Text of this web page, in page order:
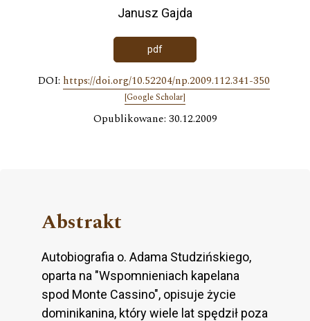
Janusz Gajda
pdf
DOI: https://doi.org/10.52204/np.2009.112.341-350
[Google Scholar]
Opublikowane: 30.12.2009
Abstrakt
Autobiografia o. Adama Studzińskiego,
oparta na "Wspomnieniach kapelana
spod Monte Cassino", opisuje życie
dominikanina, który wiele lat spędził poza